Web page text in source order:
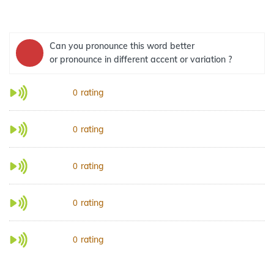
Can you pronounce this word better
or pronounce in different accent or variation ?
0 rating
0 rating
0 rating
0 rating
0 rating